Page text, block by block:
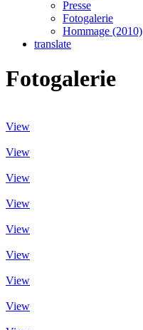
Presse
Fotogalerie
Hommage (2010)
translate
Fotogalerie
View
View
View
View
View
View
View
View